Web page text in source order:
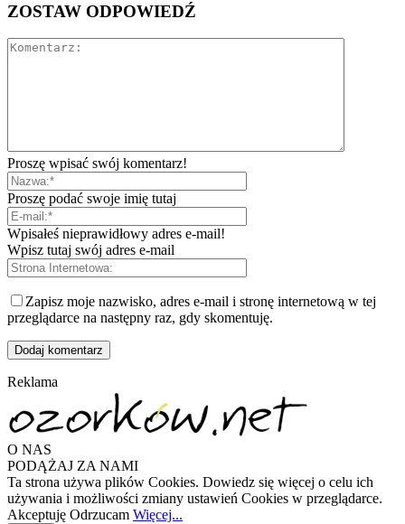
ZOSTAW ODPOWIEDŹ
Proszę wpisać swój komentarz!
Proszę podać swoje imię tutaj
Wpisałeś nieprawidłowy adres e-mail!
Wpisz tutaj swój adres e-mail
Zapisz moje nazwisko, adres e-mail i stronę internetową w tej
przeglądarce na następny raz, gdy skomentuję.
Reklama
O NAS
PODĄŻAJ ZA NAMI
Ta strona używa plików Cookies. Dowiedz się więcej o celu ich
używania i możliwości zmiany ustawień Cookies w przeglądarce.
Akceptuję Odrzucam Więcej...